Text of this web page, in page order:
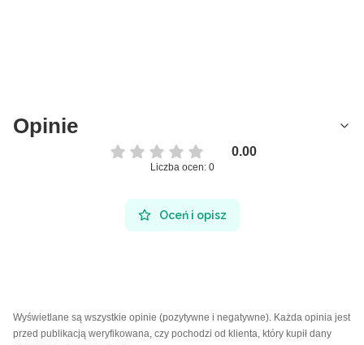
Opinie
0.00
Liczba ocen: 0
Oceń i opisz
Wyświetlane są wszystkie opinie (pozytywne i negatywne). Każda opinia jest
przed publikacją weryfikowana, czy pochodzi od klienta, który kupił dany